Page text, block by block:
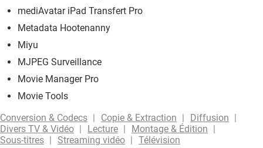
mediAvatar iPad Transfert Pro
Metadata Hootenanny
Miyu
MJPEG Surveillance
Movie Manager Pro
Movie Tools
Conversion & Codecs
Copie & Extraction
Diffusion
Divers TV & Vidéo
Lecture
Montage & Édition
Sous-titres
Streaming vidéo Télévision